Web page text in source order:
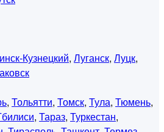
Кузнецкий, Луганск, Луцк,
, Тольятти, Томск, Тула, Тюмень,
, Тараз, Туркестан,